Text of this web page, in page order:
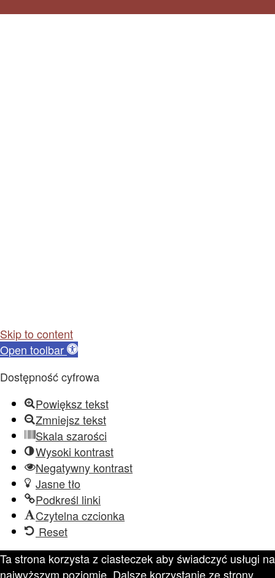
Skip to content
Open toolbar
Dostępność cyfrowa
Powiększ tekst
Zmniejsz tekst
Skala szarości
Wysoki kontrast
Negatywny kontrast
Jasne tło
Podkreśl linki
Czytelna czcionka
Reset
Ta strona korzysta z ciasteczek aby świadczyć usługi na
najwyższym poziomie. Dalsze korzystanie ze strony